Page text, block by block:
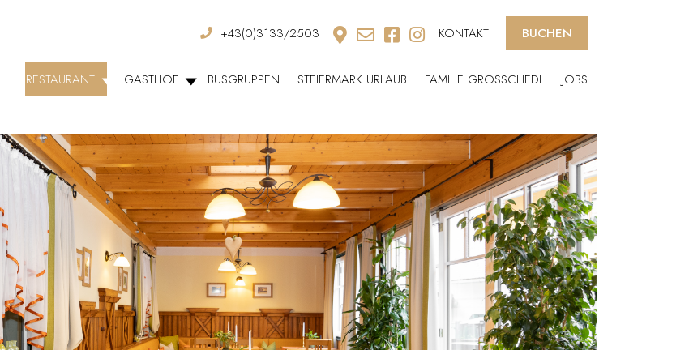
+43(0)3133/2503 KONTAKT BUCHEN
RESTAURANT GASTHOF BUSGRUPPEN STEIERMARK URLAUB FAMILIE GROSSCHEDL JOBS